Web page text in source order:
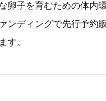
卵子を育むための体内
ンディングで先行予約
す。